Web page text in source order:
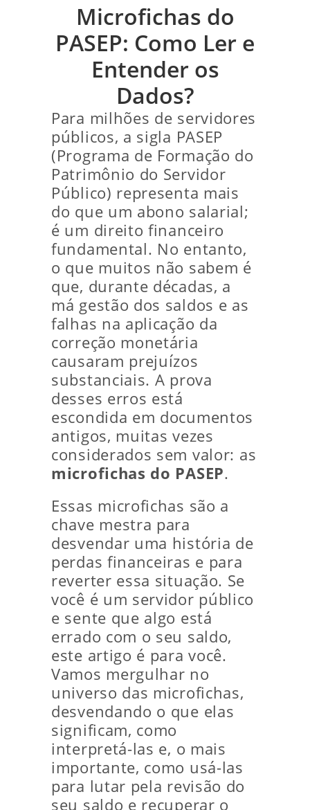
Microfichas do
PASEP: Como Ler e
Entender os
Dados?
Para milhões de servidores
públicos, a sigla PASEP
(Programa de Formação do
Patrimônio do Servidor
Público) representa mais
do que um abono salarial;
é um direito financeiro
fundamental. No entanto,
o que muitos não sabem é
que, durante décadas, a
má gestão dos saldos e as
falhas na aplicação da
correção monetária
causaram prejuízos
substanciais. A prova
desses erros está
escondida em documentos
antigos, muitas vezes
considerados sem valor: as
microfichas do PASEP.
Essas microfichas são a
chave mestra para
desvendar uma história de
perdas financeiras e para
reverter essa situação. Se
você é um servidor público
e sente que algo está
errado com o seu saldo,
este artigo é para você.
Vamos mergulhar no
universo das microfichas,
desvendando o que elas
significam, como
interpretá-las e, o mais
importante, como usá-las
para lutar pela revisão do
seu saldo e recuperar o